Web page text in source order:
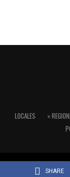
SHARE
LOCALES »